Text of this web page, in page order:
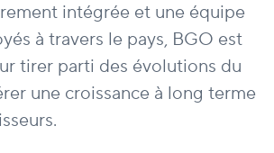
intégrée et une équipe
à travers le pays, BGO est
tirer parti des évolutions du
une croissance à long terme